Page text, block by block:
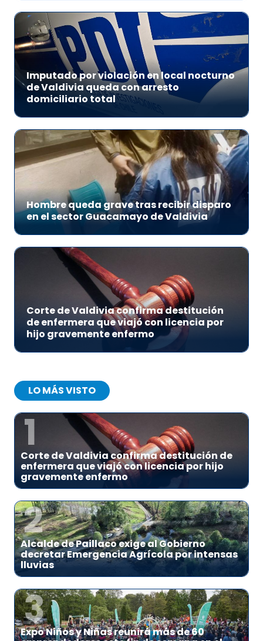
Imputado por violación en local nocturno
de Valdivia queda con arresto
domiciliario total
Hombre queda grave tras recibir disparo
en el sector Guacamayo de Valdivia
Corte de Valdivia confirma destitución
de enfermera que viajó con licencia por
hijo gravemente enfermo
LO MÁS VISTO
1
Corte de Valdivia confirma destitución de
enfermera que viajó con licencia por hijo
gravemente enfermo
2
Alcalde de Paillaco exige al Gobierno
decretar Emergencia Agrícola por intensas
lluvias
3
Expo Niños y Niñas reunirá más de 60